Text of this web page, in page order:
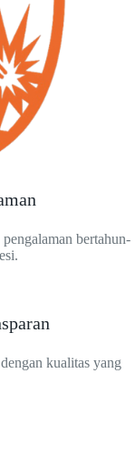
bertahun-
kualitas yang